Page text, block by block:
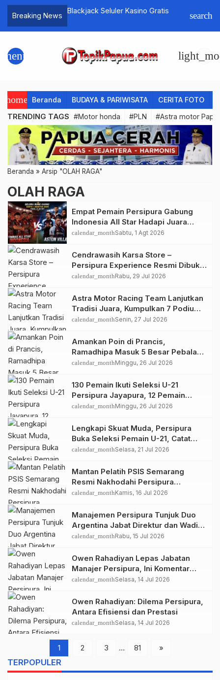
Breaking News
Blackjack Seluler Kasino Gratis
Cegah
search
menu
home Beranda BUDAYA & PARIWISATA CERITA FOTO
TRENDING TAGS #Motor honda #PLN #Astra motor
Beranda » Arsip "OLAH RAGA"
OLAH RAGA
Empat Pemain Persipura Gabung
Indonesia All Star Hadapi Juara
UEFA Europa League
calendar_monthSabtu, 1 Agt 2026
Cendrawasih Karsa Store –
Persipura Experience Resmi Dibuka
di Bandara Sentani
calendar_monthRabu, 29 Jul 2026
Astra Motor Racing Team Lanjutkan
Tradisi Juara, Kumpulkan 7 Podium
di Mandalika Racing Series Putaran
calendar_monthSenin, 27 Jul 2026
Amankan Poin di Prancis,
Ramadhipa Masuk 5 Besar Pebalap
Terkencang paruh Musim
calendar_monthMinggu, 26 Jul 2026
130 Pemain Ikuti Seleksi U-21
Persipura Jayapura, 12 Pemain
Terpilih
calendar_monthMinggu, 26 Jul 2026
Lengkapi Skuat Muda, Persipura
Buka Seleksi Pemain U-21, Catat
Tanggalnya
calendar_monthSelasa, 21 Jul 2026
Mantan Pelatih PSIS Semarang
Resmi Nakhodahi Persipura
Jayapura
calendar_monthKamis, 16 Jul 2026
Manajemen Persipura Tunjuk Duo
Argentina Jabat Direktur dan Wadir
Teknis Sepakbola
calendar_monthRabu, 15 Jul 2026
Owen Rahadiyan Lepas Jabatan
Manajer Persipura, Ini Komentar
BTM
calendar_monthSelasa, 14 Jul 2026
Owen Rahadiyan: Dilema Persipura,
Antara Efisiensi dan Prestasi
calendar_monthSelasa, 14 Jul 2026
1 2 3 … 81 »
TERPOPULER